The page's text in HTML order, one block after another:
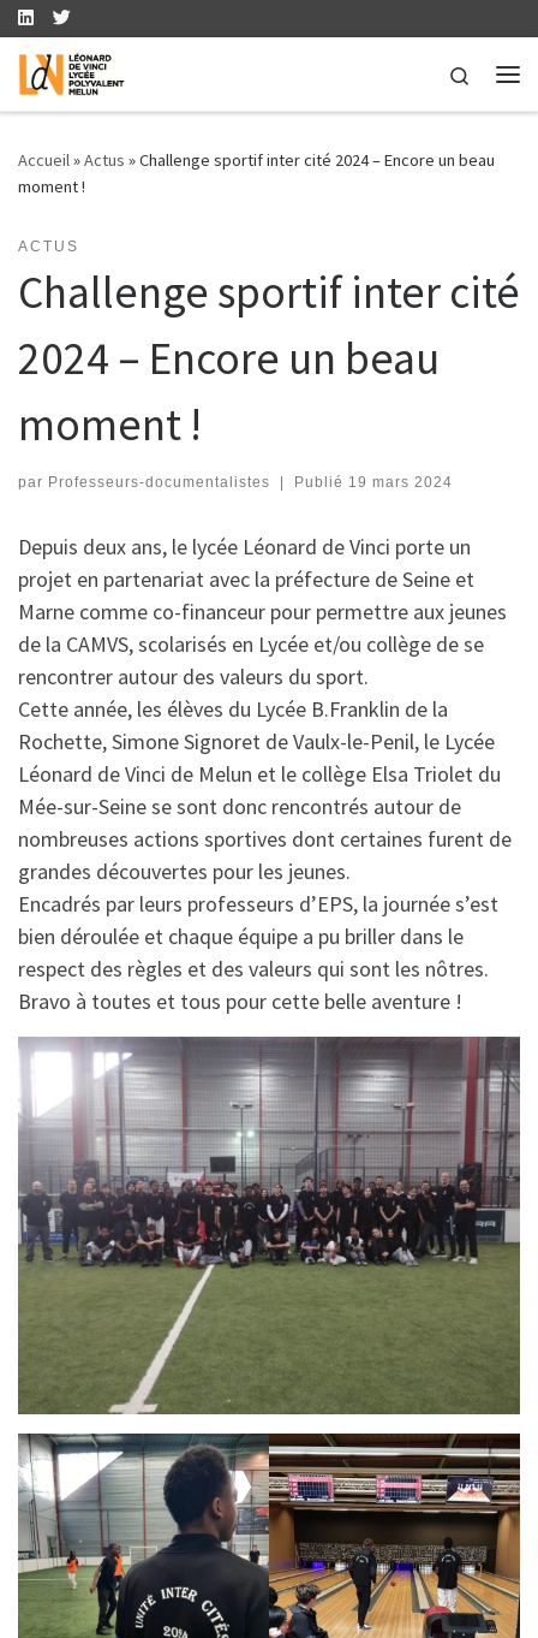
Skip to content
Search
Accueil»Actus »Challenge sportif inter cité 2024 – Encore un beau
moment !
ACTUS
Challenge sportif inter cité
2024 – Encore un beau
moment !
par Professeurs-documentalistes | Publié 19 mars 2024
Depuis deux ans, le lycée Léonard de Vinci porte un
projet en partenariat avec la préfecture de Seine et
Marne comme co-financeur pour permettre aux jeunes
de la CAMVS, scolarisés en Lycée et/ou collège de se
rencontrer autour des valeurs du sport.
Cette année, les élèves du Lycée B.Franklin de la
Rochette, Simone Signoret de Vaulx-le-Penil, le Lycée
Léonard de Vinci de Melun et le collège Elsa Triolet du
Mée-sur-Seine se sont donc rencontrés autour de
nombreuses actions sportives dont certaines furent de
grandes découvertes pour les jeunes.
Encadrés par leurs professeurs d’EPS, la journée s’est
bien déroulée et chaque équipe a pu briller dans le
respect des règles et des valeurs qui sont les nôtres.
Bravo à toutes et tous pour cette belle aventure !